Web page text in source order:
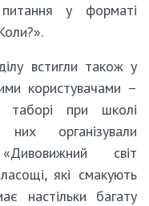
у форматі
встигли також у
користувачами –
таборі при школі
організували
світ
які смакують
настільки багату